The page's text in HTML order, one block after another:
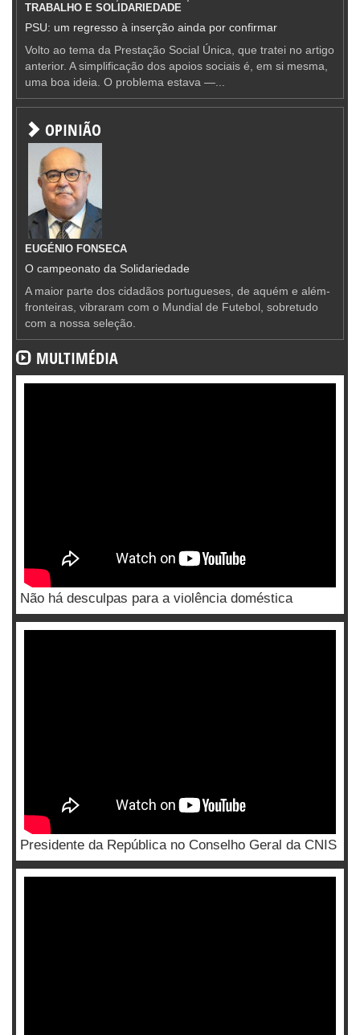
TRABALHO E SOLIDARIEDADE
PSU: um regresso à inserção ainda por confirmar
Volto ao tema da Prestação Social Única, que tratei no artigo
anterior. A simplificação dos apoios sociais é, em si mesma,
uma boa ideia. O problema estava —...
OPINIÃO
EUGÉNIO FONSECA
O campeonato da Solidariedade
A maior parte dos cidadãos portugueses, de aquém e além-
fronteiras, vibraram com o Mundial de Futebol, sobretudo
com a nossa seleção.
MULTIMÉDIA
Não há desculpas para a violência doméstica
Presidente da República no Conselho Geral da CNIS